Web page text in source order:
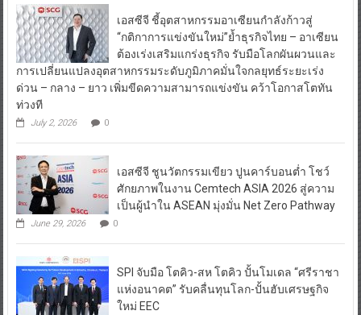
เอสซีจี ชี้อุตสาหกรรมอาเซียนกำลังก้าวสู่
“กติกาการแข่งขันใหม่”ย้ำธุรกิจไทย – อาเซียน
ต้องเร่งเสริมแกร่งธุรกิจ รับมือโลกผันผวนและ
การเปลี่ยนแปลงอุตสาหกรรมระดับภูมิภาคมั่นใจกลยุทธ์ระยะเร่ง
ด่วน – กลาง – ยาว เพิ่มขีดความสามารถแข่งขัน คว้าโอกาสโตทัน
ท่วงที
July 2, 2026 0
เอสซีจี ชูนวัตกรรมเขียว ปูนคาร์บอนต่ำ โชว์
ศักยภาพในงาน Cemtech ASIA 2026 สู่ความ
เป็นผู้นำใน ASEAN มุ่งมั่น Net Zero Pathway
June 29, 2026 0
SPI จับมือ โตคิว-สห โตคิว ปั้นโมเดล “ศรีราชา
แห่งอนาคต” รับคลื่นทุนโลก-ปั้นฮับเศรษฐกิจ
ใหม่ EEC